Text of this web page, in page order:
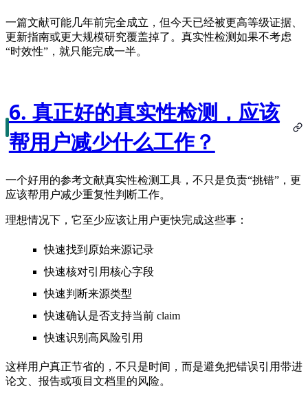
一篇文献可能几年前完全成立，但今天已经被更高等级证据、
更新指南或更大规模研究覆盖掉了。真实性检测如果不考虑
“时效性”，就只能完成一半。
6. 真正好的真实性检测，应该
帮用户减少什么工作？
一个好用的参考文献真实性检测工具，不只是负责“挑错”，更
应该帮用户减少重复性判断工作。
理想情况下，它至少应该让用户更快完成这些事：
快速找到原始来源记录
快速核对引用核心字段
快速判断来源类型
快速确认是否支持当前 claim
快速识别高风险引用
这样用户真正节省的，不只是时间，而是避免把错误引用带进
论文、报告或项目文档里的风险。